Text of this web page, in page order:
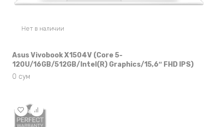
Нет в наличии
Asus Vivobook X1504V (Core 5-
120U/16GB/512GB/Intel(R) Graphics/15,6″ FHD IPS)
0 сум